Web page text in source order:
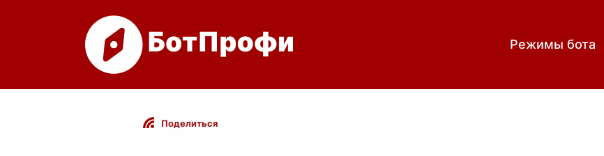
Режимы бота
Поделиться